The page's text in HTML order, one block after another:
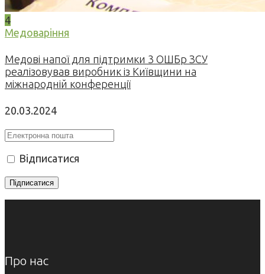
4
Медоваріння
Медові напої для підтримки 3 ОШБр ЗСУ
реалізовував виробник із Київщини на
міжнародній конференції
20.03.2024
Відписатися
Про нас